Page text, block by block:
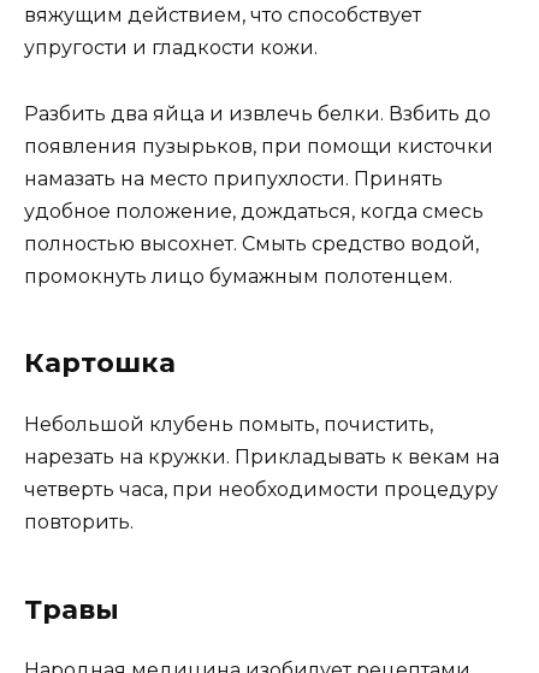
вяжущим действием, что способствует
упругости и гладкости кожи.
Разбить два яйца и извлечь белки. Взбить до
появления пузырьков, при помощи кисточки
намазать на место припухлости. Принять
удобное положение, дождаться, когда смесь
полностью высохнет. Смыть средство водой,
промокнуть лицо бумажным полотенцем.
Картошка
Небольшой клубень помыть, почистить,
нарезать на кружки. Прикладывать к векам на
четверть часа, при необходимости процедуру
повторить.
Травы